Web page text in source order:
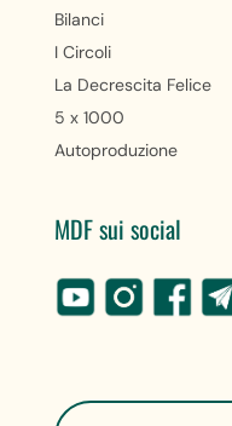
Bilanci
I Circoli
La Decrescita Felice
5 x 1000
Autoproduzione
MDF sui social